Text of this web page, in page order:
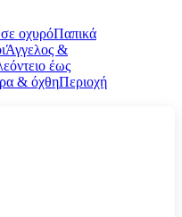
οχυρόΠαπικά
Άγγελος &
έως
& όχθηΠεριοχή